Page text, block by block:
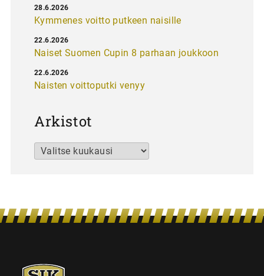
Kymmenes voitto putkeen naisille
28.6.2026
Naiset Suomen Cupin 8 parhaan joukkoon
22.6.2026
Naisten voittoputki venyy
22.6.2026
Arkistot
Arkistot
SJK-